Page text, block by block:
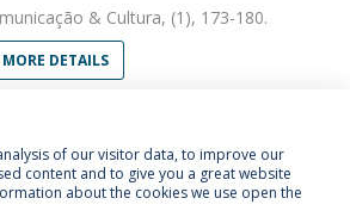
& Cultura, (1), 173-180.
DETAILS
of our visitor data, to improve our
content and to give you a great website
about the cookies we use open the